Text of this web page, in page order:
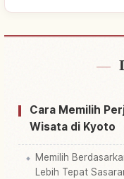
Cara Memilih
Wisata di Kyoto
Memilih
Lebih Tepat